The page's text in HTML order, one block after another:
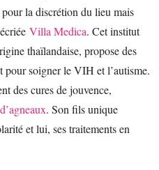
la discrétion du lieu mais
Villa Medica. Cet institut
thaïlandaise, propose des
pour soigner le VIH et l’autisme.
des cures de jouvence,
. Son fils unique
et lui, ses traitements en